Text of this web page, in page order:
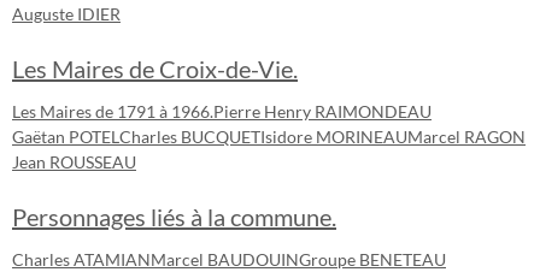
Auguste IDIER
Les Maires de Croix-de-Vie.
Les Maires de 1791 à 1966.Pierre Henry RAIMONDEAU
Gaëtan POTEL Charles BUCQUETIsidore MORINEAUMarcel RAGON
Jean ROUSSEAU
Personnages liés à la commune.
Charles ATAMIANMarcel BAUDOUINGroupe BENETEAU